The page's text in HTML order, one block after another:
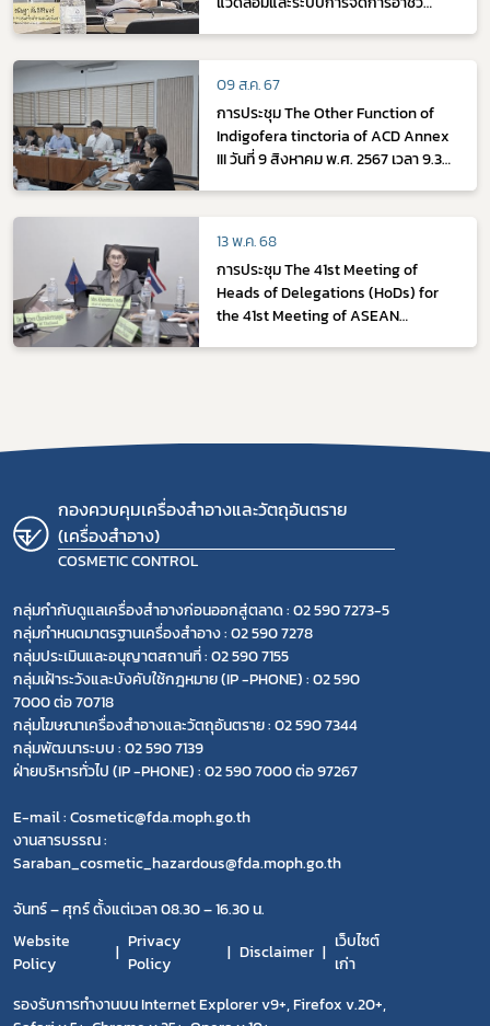
09 ส.ค. 67
การประชุม The Other Function of
Indigofera tinctoria of ACD Annex
III วันที่ 9 สิงหาคม พ.ศ. 2567 เวลา 9.30
13 พ.ค. 68
การประชุม The 41st Meeting of
Heads of Delegations (HoDs) for
the 41st Meeting of ASEAN
กองควบคุมเครื่องสำอางและวัตถุอันตราย
(เครื่องสำอาง)
COSMETIC CONTROL
กลุ่มกำกับดูแลเครื่องสำอางก่อนออกสู่ตลาด : 02 590 7273-5
กลุ่มกำหนดมาตรฐานเครื่องสำอาง : 02 590 7278
กลุ่มประเมินและอนุญาตสถานที่ : 02 590 7155
กลุ่มเฝ้าระวังและบังคับใช้กฎหมาย (IP -PHONE) : 02 590
7000 ต่อ 70718
กลุ่มโฆษณาเครื่องสำอางและวัตถุอันตราย : 02 590 7344
กลุ่มพัฒนาระบบ : 02 590 7139
ฝ่ายบริหารทั่วไป (IP -PHONE) : 02 590 7000 ต่อ 97267
E-mail : Cosmetic@fda.moph.go.th
งานสารบรรณ :
Saraban_cosmetic_hazardous@fda.moph.go.th
จันทร์ – ศุกร์ ตั้งแต่เวลา 08.30 – 16.30 น.
Website
Policy
Privacy
Policy
Disclaimer
เว็บไซต์
เก่า
รองรับการทำงานบน Internet Explorer v9+, Firefox v.20+,